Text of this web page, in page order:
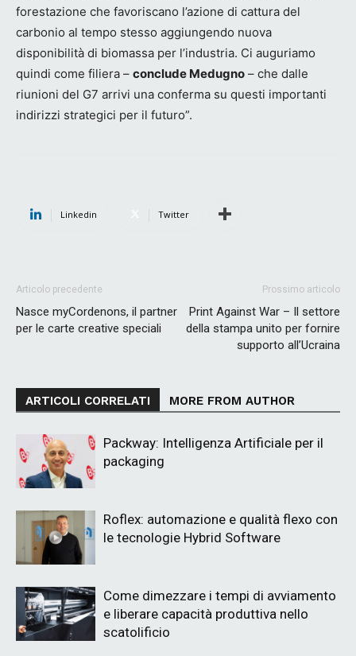
forestazione che favoriscano l’azione di cattura del
carbonio al tempo stesso aggiungendo nuova
disponibilità di biomassa per l’industria. Ci auguriamo
quindi come filiera – conclude Medugno – che dalle
riunioni del G7 arrivi una conferma su questi importanti
indirizzi strategici per il futuro”.
Linkedin Twitter
Articolo precedente
Nasce myCordenons, il partner
per le carte creative speciali
Prossimo articolo
Print Against War – Il settore
della stampa unito per fornire
supporto all’Ucraina
ARTICOLI CORRELATI MORE FROM AUTHOR
Packway: Intelligenza Artificiale per il
packaging
Roflex: automazione e qualità flexo con
le tecnologie Hybrid Software
Come dimezzare i tempi di avviamento
e liberare capacità produttiva nello
scatolificio